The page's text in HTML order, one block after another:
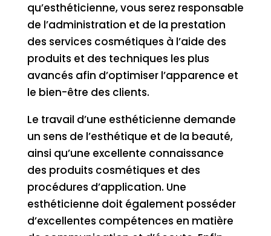
qu’esthéticienne, vous serez responsable
de l’administration et de la prestation
des services cosmétiques à l’aide des
produits et des techniques les plus
avancés afin d’optimiser l’apparence et
le bien-être des clients.
Le travail d’une esthéticienne demande
un sens de l’esthétique et de la beauté,
ainsi qu’une excellente connaissance
des produits cosmétiques et des
procédures d’application. Une
esthéticienne doit également posséder
d’excellentes compétences en matière